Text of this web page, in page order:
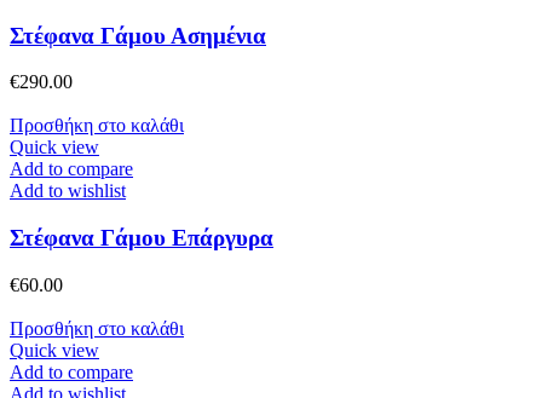
Στέφανα Γάμου Ασημένια
€290.00
Προσθήκη στο καλάθι
Quick view
Add to compare
Add to wishlist
Στέφανα Γάμου Επάργυρα
€60.00
Προσθήκη στο καλάθι
Quick view
Add to compare
Add to wishlist